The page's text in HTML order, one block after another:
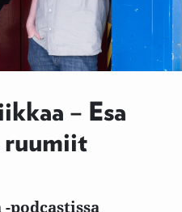
– Esa
ruumiit